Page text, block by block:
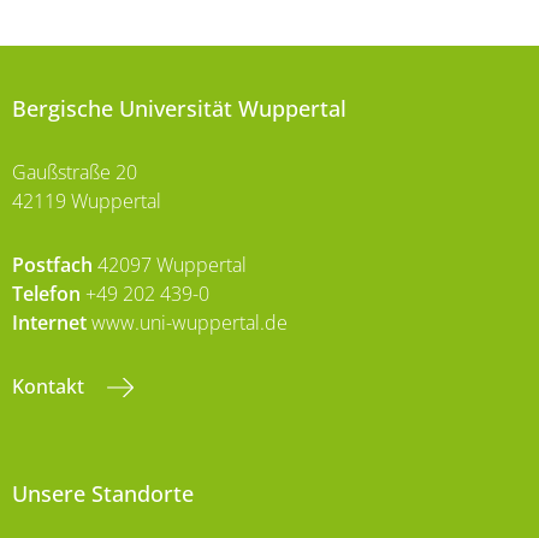
Bergische Universität Wuppertal
Gaußstraße 20
42119 Wuppertal
Postfach 42097 Wuppertal
Telefon +49 202 439-0
Internetwww.uni-wuppertal.de
Kontakt
Unsere Standorte